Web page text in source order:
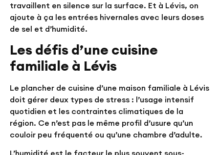
travaillent en silence sur la surface. Et à Lévis, on
ajoute à ça les entrées hivernales avec leurs doses
de sel et d’humidité.
Les défis d’une cuisine
familiale à Lévis
Le plancher de cuisine d’une maison familiale à Lévis
doit gérer deux types de stress : l’usage intensif
quotidien et les contraintes climatiques de la
région. Ce n’est pas le même profil d’usure qu’un
couloir peu fréquenté ou qu’une chambre d’adulte.